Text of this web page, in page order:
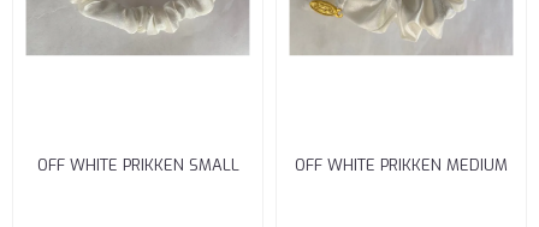
OFF WHITE PRIKKEN SMALL
OFF WHITE PRIKKEN MEDIUM